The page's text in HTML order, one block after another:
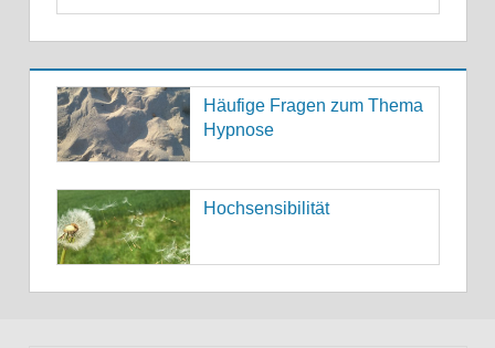
11. MAI 2021
Häufige Fragen zum Thema
Hypnose
Hochsensibilität